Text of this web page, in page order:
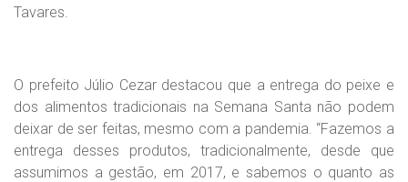
Tavares.
O prefeito Júlio Cezar destacou que a entrega do peixe e
dos alimentos tradicionais na Semana Santa não podem
deixar de ser feitas, mesmo com a pandemia. “Fazemos a
entrega desses produtos, tradicionalmente, desde que
assumimos a gestão, em 2017, e sabemos o quanto as